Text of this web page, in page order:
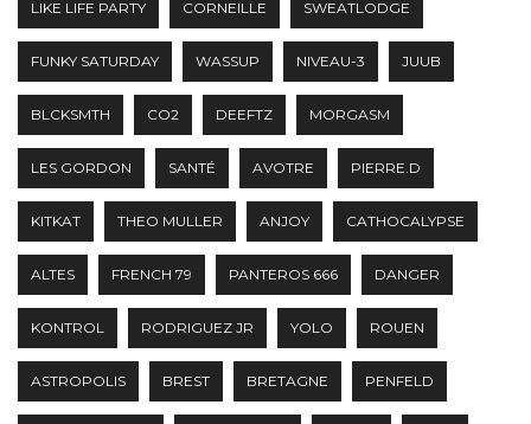
LIKE LIFE PARTY CORNEILLE SWEATLODGE
FUNKY SATURDAY WASSUP NIVEAU-3 JUUB
BLCKSMTH CO2 DEEFTZ MORGASM
LES GORDON SANTÉ AVOTRE PIERRE.D
KITKAT THEO MULLER ANJOY CATHOCALYPSE
ALTES FRENCH 79 PANTEROS 666 DANGER
KONTROL RODRIGUEZ JR YOLO ROUEN
ASTROPOLIS BREST BRETAGNE PENFELD